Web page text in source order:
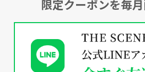
限定クーポンを毎月